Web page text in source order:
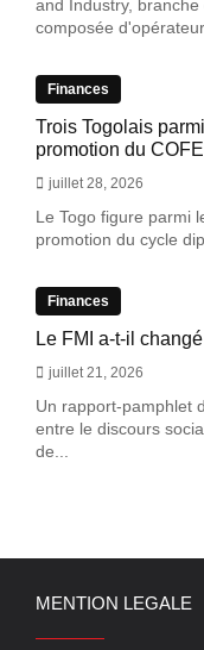
and Industry, branche
composée
Finances
Trois Togolais
promotion du
juillet 28, 2026
Le Togo figure parmi
promotion du cycle
Finances
Le FMI a-t-il
juillet 21, 2026
Un rapport-pamphlet
entre le discours
de...
MENTION LEGALE